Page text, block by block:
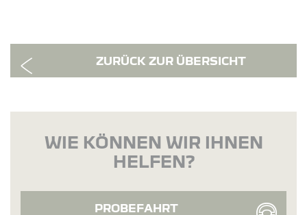
ZURÜCK ZUR ÜBERSICHT
WIE KÖNNEN WIR IHNEN
HELFEN?
PROBEFAHRT